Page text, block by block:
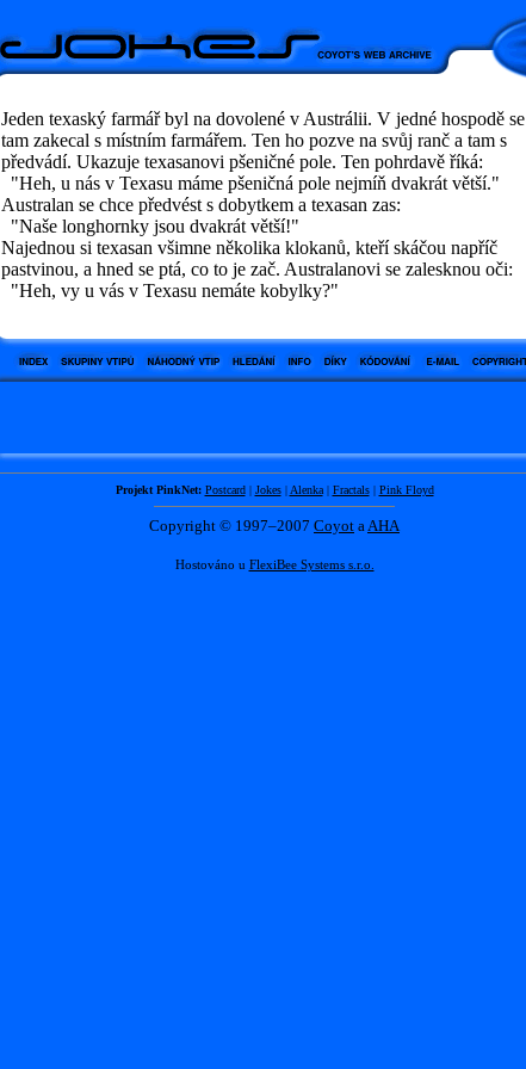
Jeden texaský farmář byl na dovolené v Austrálii. V jedné hospodě se
tam zakecal s místním farmářem. Ten ho pozve na svůj ranč a tam s
předvádí. Ukazuje texasanovi pšeničné pole. Ten pohrdavě říká:
"Heh, u nás v Texasu máme pšeničná pole nejmíň dvakrát větší."
Australan se chce předvést s dobytkem a texasan zas:
"Naše longhornky jsou dvakrát větší!"
Najednou si texasan všimne několika klokanů, kteří skáčou napříč
pastvinou, a hned se ptá, co to je zač. Australanovi se zalesknou oči:
"Heh, vy u vás v Texasu nemáte kobylky?"
Projekt PinkNet: Postcard| Jokes| Alenka| Fractals| Pink Floyd
Copyright © 1997–2007 Coyot aAHA
Hostováno u FlexiBee Systems s.r.o.